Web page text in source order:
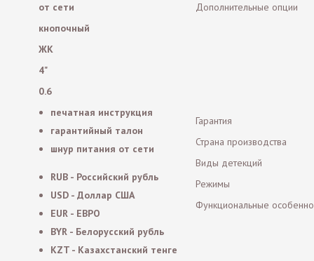
от сети
кнопочный
ЖК
4"
0.6
печатная инструкция
гарантийный талон
шнур питания от сети
RUB - Российский рубль
USD - Доллар США
EUR - ЕВРО
BYR - Белорусский рубль
KZT - Казахстанский тенге
Дополнительные опции
Гарантия
Страна производства
Виды детекций
Режимы
Функциональные